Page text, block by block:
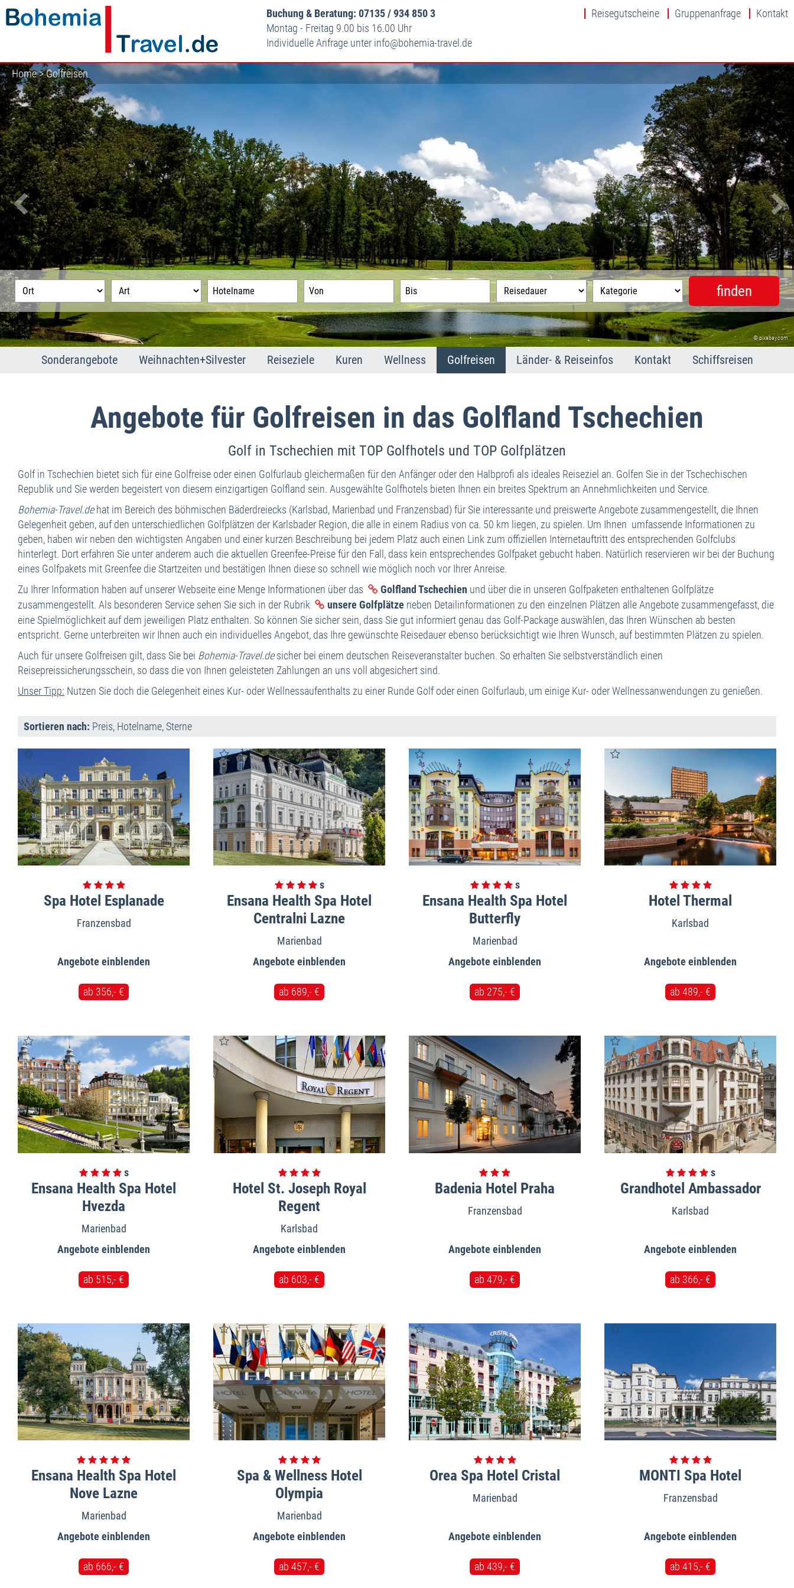
Buchung & Beratung: 07135 / 934 850 3
Montag - Freitag 9.00 bis 16.00 Uhr
Individuelle Anfrage unter info bohemia-travel.de
Reisegutscheine Gruppenanfrage Kontakt
Home>Golfreisen
© pixabay.com
© pixabay.com
Sonderangebote
Weihnachten+Silvester
Reiseziele
Franzensbad
Kuren
Franzensbad
Wellness
Franzensbad
Golfreisen
Länder- & Reiseinfos
Franzensbad
Indikationen
Mineral- und Heilquellen
Ausflugstipps
Tschechien kurz und bündig
Im Notfall
Anreise
Reiseinformationen
Reiseversicherungen
Kuraufwendungen
Kontakt Schiffsreisen
Angebote für Golfreisen in das Golfland Tschechien
Golf in Tschechien mit TOP Golfhotels und TOP Golfplätzen
Golf in Tschechien bietet sich für eine Golfreise oder einen Golfurlaub gleichermaßen für den Anfänger oder den Halbprofi als ideales Reiseziel an. Golfen Sie in der Tschechischen
Republik und Sie werden begeistert von diesem einzigartigen Golfland sein. Ausgewählte Golfhotels bieten Ihnen ein breites Spektrum an Annehmlichkeiten und Service.
Bohemia-Travel.dehat im Bereich des böhmischen Bäderdreiecks (Karlsbad, Marienbad und Franzensbad) für Sie interessante und preiswerte Angebote zusammengestellt, die Ihnen
Gelegenheit geben, auf den unterschiedlichen Golfplätzen der Karlsbader Region, die alle in einem Radius von ca. 50 km liegen, zu spielen. Um Ihnen umfassende Informationen zu
geben, haben wir neben den wichtigsten Angaben und einer kurzen Beschreibung bei jedem Platz auch einen Link zum offiziellen Internetauftritt des entsprechenden Golfclubs
hinterlegt. Dort erfahren Sie unter anderem auch die aktuellen Greenfee-Preise für den Fall, dass kein entsprechendes Golfpaket gebucht haben. Natürlich reservieren wir bei der Buchung
eines Golfpakets mit Greenfee die Startzeiten und bestätigen Ihnen diese so schnell wie möglich noch vor Ihrer Anreise.
Zu Ihrer Information haben auf unserer Webseite eine Menge Informationen über das
Golfland Tschechien und über die in unseren Golfpaketen enthaltenen Golfplätze
zusammengestellt. Als besonderen Service sehen Sie sich in der Rubrik
unsere Golfplätze neben Detailinformationen zu den einzelnen Plätzen alle Angebote zusammengefasst, die
eine Spielmöglichkeit auf dem jeweiligen Platz enthalten. So können Sie sicher sein, dass Sie gut informiert genau das Golf-Package auswählen, das Ihren Wünschen ab besten
entspricht. Gerne unterbreiten wir Ihnen auch ein individuelles Angebot, das Ihre gewünschte Reisedauer ebenso berücksichtigt wie Ihren Wunsch, auf bestimmten Plätzen zu spielen.
Auch für unsere Golfreisen gilt, dass Sie bei Bohemia-Travel.desicher bei einem deutschen Reiseveranstalter buchen. So erhalten Sie selbstverständlich einen
Reisepreissicherungsschein, so dass die von Ihnen geleisteten Zahlungen an uns voll abgesichert sind.
Unser Tipp: Nutzen Sie doch die Gelegenheit eines Kur- oder Wellnessaufenthalts zu einer Runde Golf oder einen Golfurlaub, um einige Kur- oder Wellnessanwendungen zu genießen.
Sortieren nach: Preis, Hotelname, Sterne
Spa Hotel Esplanade
Franzensbad
Angebote
ab 356,- €
Ensana Health Spa Hotel
Centralni Lazne
Marienbad
Angebote
ab 689,- €
Ensana Health Spa Hotel
Butterfly
Marienbad
Angebote
ab 275,- €
Hotel Thermal
Karlsbad
Angebote
ab 489,- €
Ensana Health Spa Hotel
Hvezda
Marienbad
Angebote
ab 515,- €
Hotel St. Joseph Royal
Regent
Karlsbad
Angebote
ab 603,- €
Badenia Hotel Praha
Franzensbad
Angebote
ab 479,- €
Grandhotel Ambassador
Karlsbad
Angebote
ab 366,- €
Ensana Health Spa Hotel
Nove Lazne
Marienbad
Angebote
ab 666,- €
Spa & Wellness Hotel
Olympia
Marienbad
Angebote
ab 457,- €
Orea Spa Hotel Cristal
Marienbad
Angebote
ab 439,- €
MONTI Spa Hotel
Franzensbad
Angebote
ab 415,- €